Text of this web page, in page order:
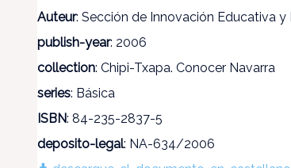
Auteur: Sección de Innovación Educativa y
publish-year: 2006
collection: Chipi-Txapa. Conocer Navarra
series: Básica
ISBN: 84-235-2837-5
deposito-legal: NA-634/2006